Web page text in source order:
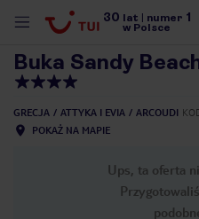
30 lat numer 1
w Polsce
Buka Sandy
GRECJA ATTYKA I EVIA ARCOUDI
POKAŻ NA MAPIE
Ups, ta oferta